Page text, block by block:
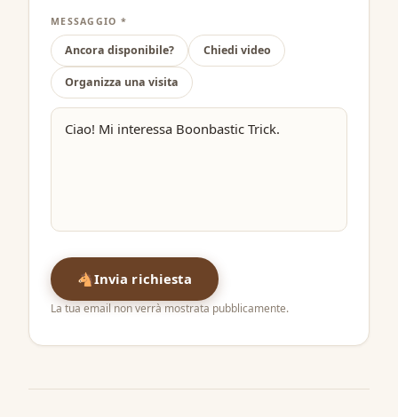
MESSAGGIO *
Ancora disponibile? Chiedi video
Organizza una visita
🐴Invia richiesta
La tua email non verrà mostrata pubblicamente.